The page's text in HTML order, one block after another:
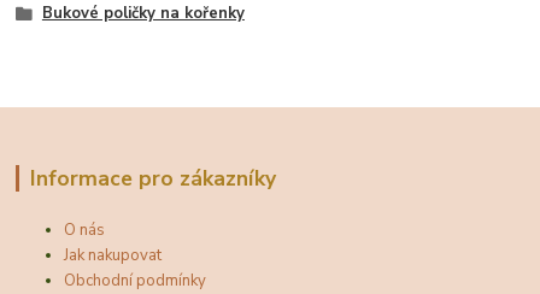
Bukové poličky na kořenky
Informace pro zákazníky
O nás
Jak nakupovat
Obchodní podmínky